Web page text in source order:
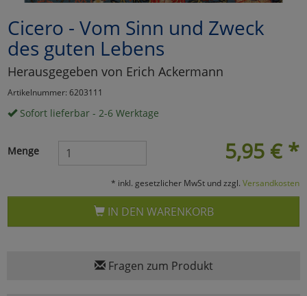
Cicero - Vom Sinn und Zweck
des guten Lebens
Herausgegeben von Erich Ackermann
Artikelnummer: 6203111
Sofort lieferbar - 2-6 Werktage
5,95 € *
Menge
* inkl. gesetzlicher MwSt und zzgl. Versandkosten
IN DEN WARENKORB
Fragen zum Produkt
Marketing
Umfragetools
Cookies
Alle Akzeptieren
Cookies
Einstellungen speichern